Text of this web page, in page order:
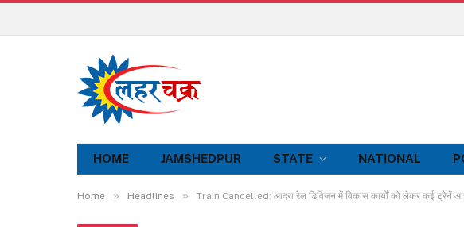
HOME JAMSHEDPUR STATE NATIONAL
Home » Headlines » Train Cancelled: आद्रा रेल डिविजन में विकास कार्यों को लेकर कई ट्रेनें